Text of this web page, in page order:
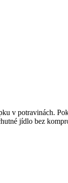
potravinách.
jídlo bez